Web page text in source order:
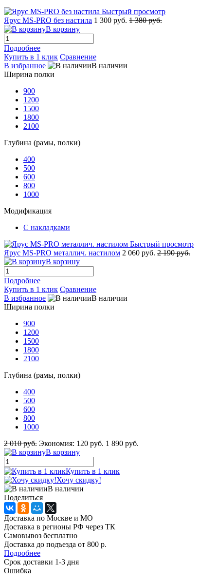
Быстрый просмотр
Ярус MS-PRO без настила 1 300 руб. 1 380 руб.
В корзину
Подробнее
Купить в 1 клик Сравнение
В избранное
В наличии
Ширина полки
900
1200
1500
1800
2100
Глубина (рамы, полки)
400
500
600
800
1000
Модификация
С накладками
Быстрый просмотр
Ярус MS-PRO металлич. настилом 2 060 руб. 2 190 руб.
В корзину
Подробнее
Купить в 1 клик Сравнение
В избранное
В наличии
Ширина полки
900
1200
1500
1800
2100
Глубина (рамы, полки)
400
500
600
800
1000
2 010 руб. Экономия: 120 руб. 1 890 руб.
В корзину
Купить в 1 клик
Хочу скидку!
В наличии
Поделиться
Доставка по Москве и МО
Доставка в регионы РФ через ТК
Самовывоз бесплатно
Доставка до подъезда от 800 р.
Подробнее
Срок доставки 1-3 дня
Ошибка